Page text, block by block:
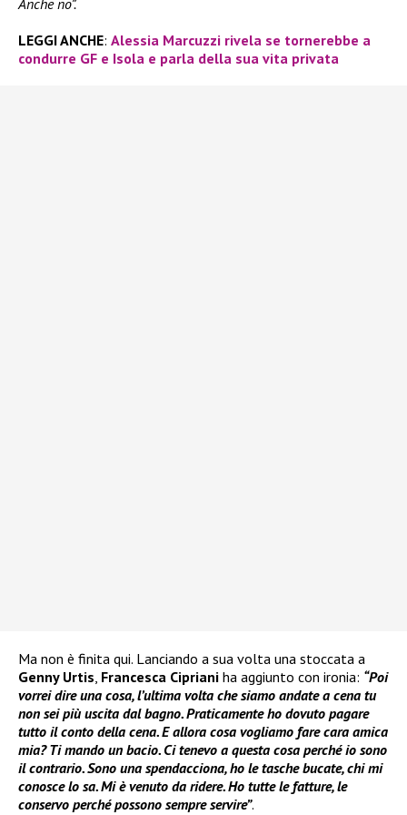
Anche no”.
LEGGI ANCHE: Alessia Marcuzzi rivela se tornerebbe a
condurre GF e Isola e parla della sua vita privata
Ma non è finita qui. Lanciando a sua volta una stoccata a
Genny Urtis, Francesca Cipriani ha aggiunto con ironia: “Poi
vorrei dire una cosa, l’ultima volta che siamo andate a cena tu
non sei più uscita dal bagno. Praticamente ho dovuto pagare
tutto il conto della cena. E allora cosa vogliamo fare cara amica
mia? Ti mando un bacio. Ci tenevo a questa cosa perché io sono
il contrario. Sono una spendacciona, ho le tasche bucate, chi mi
conosce lo sa. Mi è venuto da ridere. Ho tutte le fatture, le
conservo perché possono sempre servire”.